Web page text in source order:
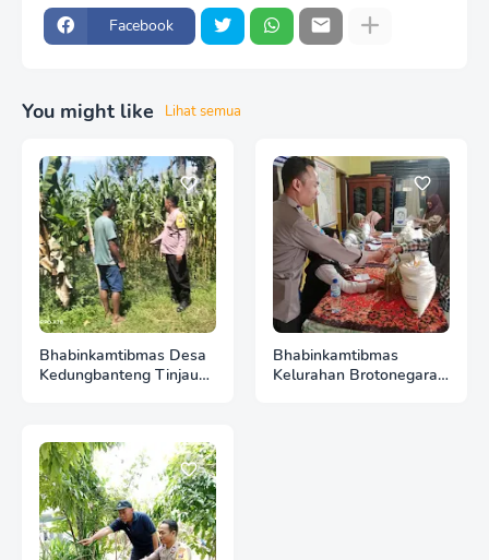
Facebook
You might like Lihat semua
Bhabinkamtibmas Desa
Kedungbanteng Tinjau
Bersama Warga
Bhabinkamtibmas
Kelurahan Brotonegaran